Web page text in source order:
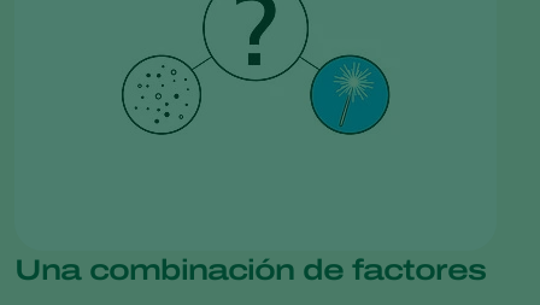
Una combinación de factores